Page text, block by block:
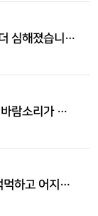
[부산 · 사하점] 최근에 피로하면서 난청이 더 심해졌습니다.
[부산 · 사하점] 과로한 이후로 양쪽 귀에서 바람소리가 납니다
[부산 · 사하점] 한달 반 전부터 왼쪽 귀가 먹먹하고 어지러워요